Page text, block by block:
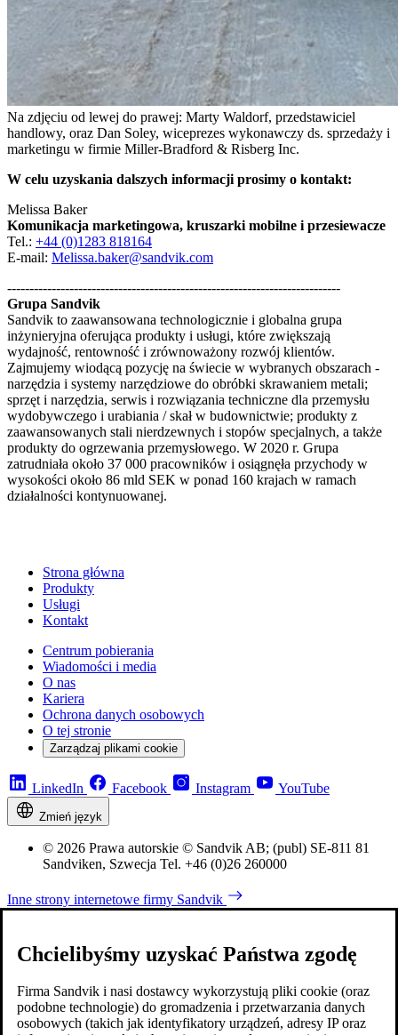
Na zdjęciu od lewej do prawej: Marty Waldorf, przedstawiciel
handlowy, oraz Dan Soley, wiceprezes wykonawczy ds. sprzedaży i
marketingu w firmie Miller-Bradford & Risberg Inc.
W celu uzyskania dalszych informacji prosimy o kontakt:
Melissa Baker
Komunikacja marketingowa, kruszarki mobilne i przesiewacze
Tel.: +44 (0)1283 818164
E-mail: Melissa.baker@sandvik.com
---------------------------------------------------------------------------
Grupa Sandvik
Sandvik to zaawansowana technologicznie i globalna grupa
inżynieryjna oferująca produkty i usługi, które zwiększają
wydajność, rentowność i zrównoważony rozwój klientów.
Zajmujemy wiodącą pozycję na świecie w wybranych obszarach -
narzędzia i systemy narzędziowe do obróbki skrawaniem metali;
sprzęt i narzędzia, serwis i rozwiązania techniczne dla przemysłu
wydobywczego i urabiania / skał w budownictwie; produkty z
zaawansowanych stali nierdzewnych i stopów specjalnych, a także
produkty do ogrzewania przemysłowego. W 2020 r. Grupa
zatrudniała około 37 000 pracowników i osiągnęła przychody w
wysokości około 86 mld SEK w ponad 160 krajach w ramach
działalności kontynuowanej.
Strona główna
Produkty
Usługi
Kontakt
Centrum pobierania
Wiadomości i media
O nas
Kariera
Ochrona danych osobowych
O tej stronie
Zarządzaj plikami cookie
LinkedIn Facebook Instagram YouTube
Zmień język
© 2026 Prawa autorskie © Sandvik AB; (publ) SE-811 81
Sandviken, Szwecja Tel. +46 (0)26 260000
Inne strony internetowe firmy Sandvik
Chcielibyśmy uzyskać Państwa zgodę
Firma Sandvik i nasi dostawcy wykorzystują pliki cookie (oraz
podobne technologie) do gromadzenia i przetwarzania danych
osobowych (takich jak identyfikatory urządzeń, adresy IP oraz